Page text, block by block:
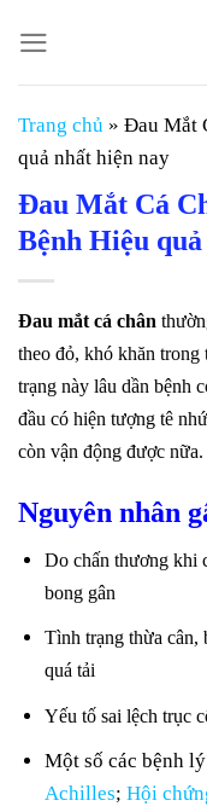
đến
nội
dung
Trang chủ » Đau Mắt
quả nhất hiện nay
Đau Mắt Cá
Bệnh Hiệu
Đau mắt cá chân
theo đỏ, khó khăn
trạng này lâu dần bệnh
đầu có hiện tượng tê
còn vận động được nữa.
Nguyên nhân
Do chấn thương khi
bong gân
Tình trạng thừa cân,
quá tải
Yếu tố sai lệch trục
Một số các bệnh
Achilles;Hội